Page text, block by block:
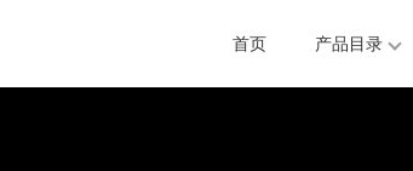
首页 产品目录